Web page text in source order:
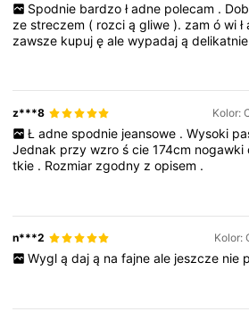
4,73 260K Obserwujący
4,73 260K Obserwujący
Spodnie bardzo ładne polecam .
zestreczem ( rozciągliwe). zamówił
zawsze kupujęalewypadają
z***8 Kolor:
Ł adne spodnie jeansowe . Wysoki
Jednak przywzroście174cm nogawki
tkie . Rozmiar zgodny zopisem .
n***2 Kolor:
Wygl ą daj ą na fajne ale jeszcze nie